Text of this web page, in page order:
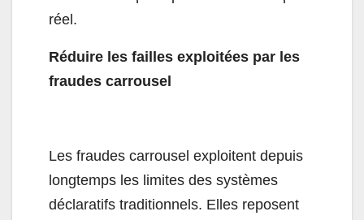
réel.
Réduire les failles exploitées par les
fraudes carrousel
Les fraudes carrousel exploitent depuis
longtemps les limites des systèmes
déclaratifs traditionnels. Elles reposent